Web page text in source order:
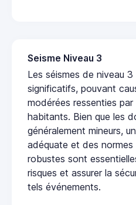
Seisme Niveau 3
Les séismes de niveau
significatifs, pouvant
modérées ressenties
habitants. Bien que les
généralement mineurs,
adéquate et des
robustes sont
risques et assurer la
tels événements.